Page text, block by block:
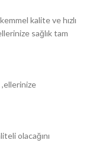
kalite ve hızlı
sağlık tam
olacağını